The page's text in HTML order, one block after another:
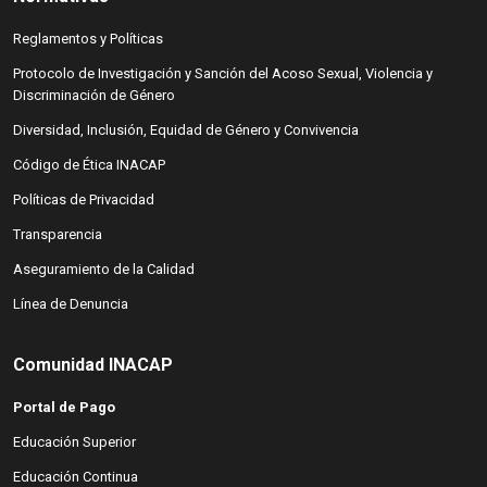
Reglamentos y Políticas
(abre en nueva ventana)
Protocolo de Investigación y Sanción del Acoso Sexual, Violencia y
Discriminación de Género
(abre en nueva ventana)
Diversidad, Inclusión, Equidad de Género y Convivencia
(abre en nueva ventana)
Código de Ética INACAP
(abre en nueva ventana)
Políticas de Privacidad
(abre en nueva ventana)
Transparencia
(abre en nueva ventana)
Aseguramiento de la Calidad
(abre en nueva ventana)
Línea de Denuncia
(abre en nueva ventana)
Comunidad INACAP
Portal de Pago
Educación Superior
(abre en nueva ventana)
Educación Continua
(abre en nueva ventana)